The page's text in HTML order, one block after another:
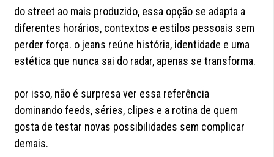
do street ao mais produzido, essa opção se adapta a
diferentes horários, contextos e estilos pessoais sem
perder força. o jeans reúne história, identidade e uma
estética que nunca sai do radar, apenas se transforma.
por isso, não é surpresa ver essa referência
dominando feeds, séries, clipes e a rotina de quem
gosta de testar novas possibilidades sem complicar
demais.